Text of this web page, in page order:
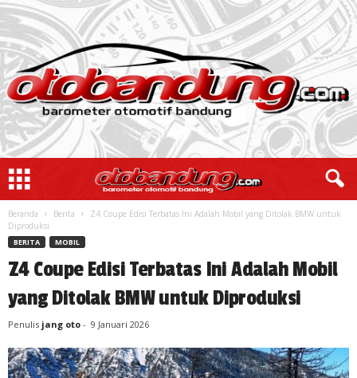
Beranda Berita
Z4 Coupe Edisi Terbatas Ini Adalah Mobil yang Ditolak BMW untuk
Diproduksi
BERITA MOBIL
Z4 Coupe Edisi Terbatas Ini Adalah Mobil
yang Ditolak BMW untuk Diproduksi
Penulis jang oto - 9 Januari 2026